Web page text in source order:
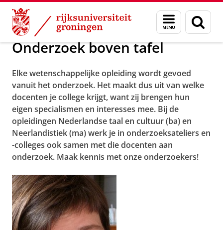
Skip
Content
Skip
Navigation
Menu
en
zoeken
Testimonials Nederlands en Neerlandistiek
Onderzoek boven tafel
Elke wetenschappelijke opleiding wordt gevoed
vanuit het onderzoek. Het maakt dus uit van welke
docenten je college krijgt, want zij brengen hun
eigen specialismen en interesses mee. Bij de
opleidingen Nederlandse taal en cultuur (ba) en
Neerlandistiek (ma) werk je in onderzoeksateliers en
-colleges ook samen met die docenten aan
onderzoek. Maak kennis met onze onderzoekers!